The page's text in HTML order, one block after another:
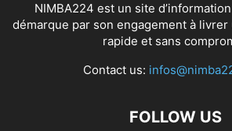
NIMBA224 est un site
démarque par son engagement à
rapide et sans
Contact us:
FOLLOW US